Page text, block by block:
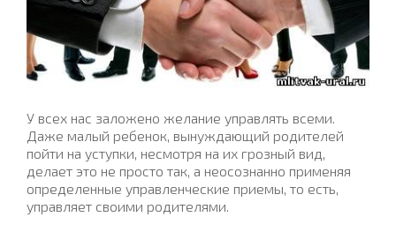
У всех нас заложено желание управлять всеми.
Даже малый ребенок, вынуждающий родителей
пойти на уступки, несмотря на их грозный вид,
делает это не просто так, а неосознанно применяя
определенные управленческие приемы, то есть,
управляет своими родителями.